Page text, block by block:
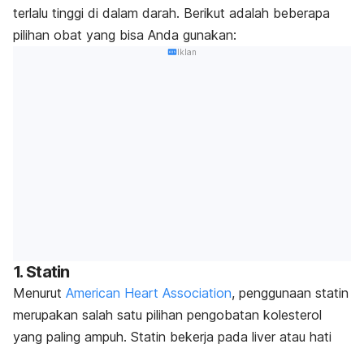
terlalu tinggi di dalam darah. Berikut adalah beberapa
pilihan obat yang bisa Anda gunakan:
Iklan
1. Statin
Menurut American Heart Association, penggunaan statin
merupakan salah satu pilihan pengobatan kolesterol
yang paling ampuh. Statin bekerja pada liver atau hati